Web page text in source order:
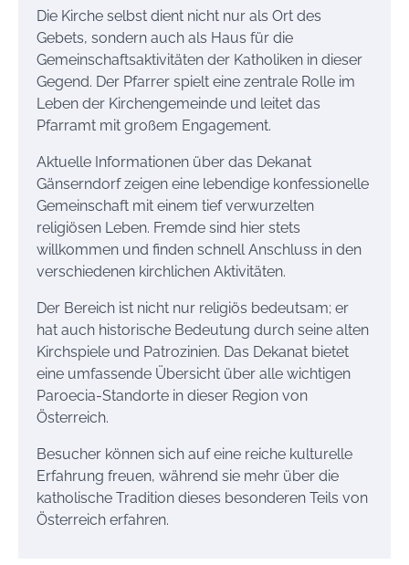
Die Kirche selbst dient nicht nur als Ort des
Gebets, sondern auch als Haus für die
Gemeinschaftsaktivitäten der Katholiken in dieser
Gegend. Der Pfarrer spielt eine zentrale Rolle im
Leben der Kirchengemeinde und leitet das
Pfarramt mit großem Engagement.
Aktuelle Informationen über das Dekanat
Gänserndorf zeigen eine lebendige konfessionelle
Gemeinschaft mit einem tief verwurzelten
religiösen Leben. Fremde sind hier stets
willkommen und finden schnell Anschluss in den
verschiedenen kirchlichen Aktivitäten.
Der Bereich ist nicht nur religiös bedeutsam; er
hat auch historische Bedeutung durch seine alten
Kirchspiele und Patrozinien. Das Dekanat bietet
eine umfassende Übersicht über alle wichtigen
Paroecia-Standorte in dieser Region von
Österreich.
Besucher können sich auf eine reiche kulturelle
Erfahrung freuen, während sie mehr über die
katholische Tradition dieses besonderen Teils von
Österreich erfahren.